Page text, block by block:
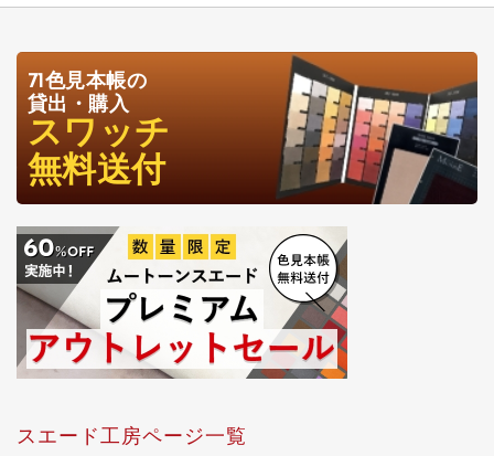
71色見本帳の
貸出・購入
スワッチ
無料送付
スエード工房ページ一覧